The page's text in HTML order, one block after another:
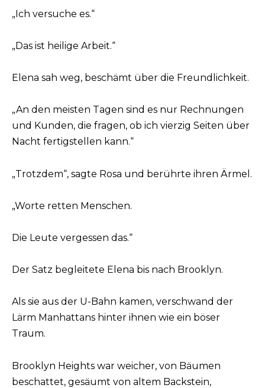
„Ich versuche es.“
„Das ist heilige Arbeit.“
Elena sah weg, beschämt über die Freundlichkeit.
„An den meisten Tagen sind es nur Rechnungen
und Kunden, die fragen, ob ich vierzig Seiten über
Nacht fertigstellen kann.“
„Trotzdem“, sagte Rosa und berührte ihren Ärmel.
„Worte retten Menschen.
Die Leute vergessen das.“
Der Satz begleitete Elena bis nach Brooklyn.
Als sie aus der U-Bahn kamen, verschwand der
Lärm Manhattans hinter ihnen wie ein böser
Traum.
Brooklyn Heights war weicher, von Bäumen
beschattet, gesäumt von altem Backstein,